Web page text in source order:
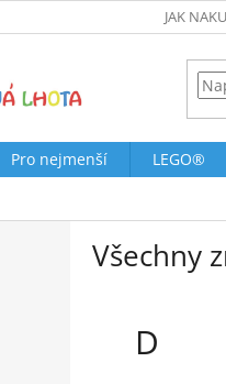
JAK
Pro nejmenší LEGO®
Všechny
D